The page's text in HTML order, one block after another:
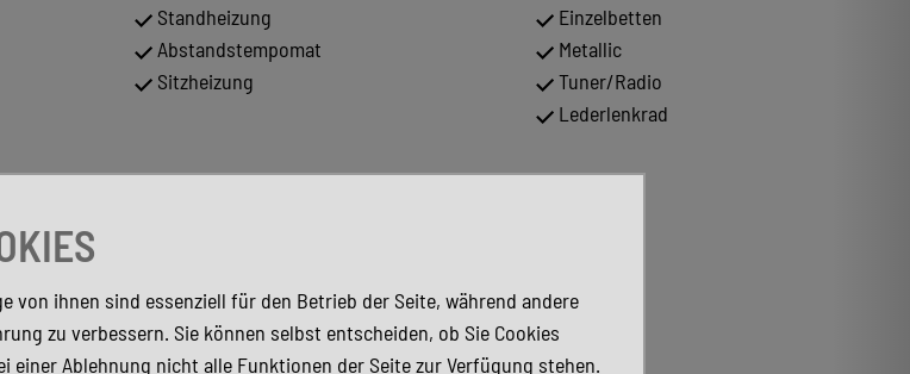
Standheizung
Abstandstempomat
Sitzheizung
Einzelbetten
Metallic
Tuner/Radio
Lederlenkrad
von ihnen sind essenziell für den Betrieb der Seite, während andere
zu verbessern. Sie können selbst entscheiden, ob Sie Cookies
einer Ablehnung nicht alle Funktionen der Seite zur Verfügung stehen.